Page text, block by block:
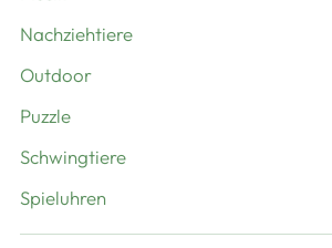
Nachziehtiere
Outdoor
Puzzle
Schwingtiere
Spieluhren